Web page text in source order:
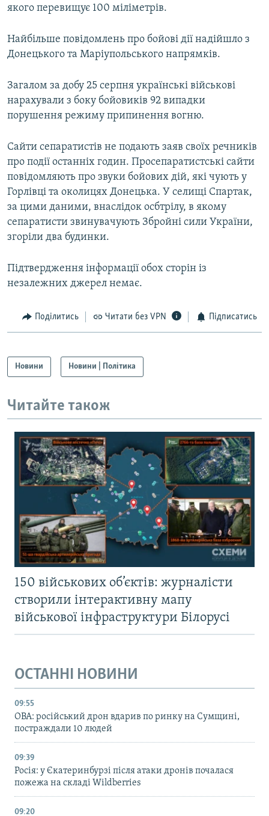
якого перевищує 100 міліметрів.
Найбільше повідомлень про бойові дії надійшло з
Донецького та Маріупольського напрямків.
Загалом за добу 25 серпня українські військові
нарахували з боку бойовиків 92 випадки
порушення режиму припинення вогню.
Сайти сепаратистів не подають заяв своїх речників
про події останніх годин. Просепаратистські сайти
повідомляють про звуки бойових дій, які чують у
Горлівці та околицях Донецька. У селищі Спартак,
за цими даними, внаслідок осбтрілу, в якому
сепаратисти звинувачують Збройні сили України,
згоріли два будинки.
Підтвердження інформації обох сторін із
незалежних джерел немає.
Поділитись Читати без VPN Підписатись
Новини Новини | Політика
Читайте також
150 військових об’єктів: журналісти
створили інтерактивну мапу
військової інфраструктури Білорусі
ОСТАННІ НОВИНИ
09:55
ОВА: російський дрон вдарив по ринку на Сумщині,
постраждали 10 людей
09:39
Росія: у Єкатеринбурзі після атаки дронів почалася
пожежа на складі Wildberries
09:20